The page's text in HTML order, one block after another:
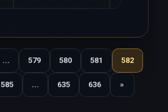
... 579 580 581 582
585 ... 635 636 »Вперед